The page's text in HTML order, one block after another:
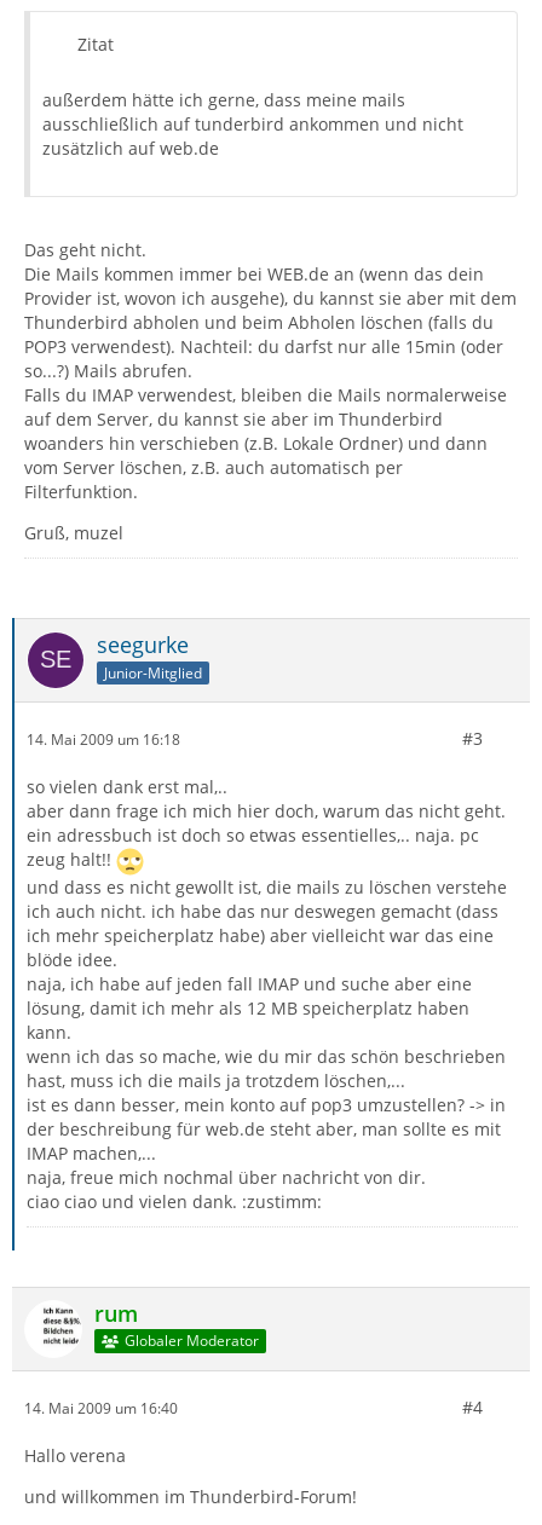
Zitat
außerdem hätte ich gerne, dass meine mails
ausschließlich auf tunderbird ankommen und nicht
zusätzlich auf web.de
Das geht nicht.
Die Mails kommen immer bei WEB.de an (wenn das dein
Provider ist, wovon ich ausgehe), du kannst sie aber mit dem
Thunderbird abholen und beim Abholen löschen (falls du
POP3 verwendest). Nachteil: du darfst nur alle 15min (oder
so...?) Mails abrufen.
Falls du IMAP verwendest, bleiben die Mails normalerweise
auf dem Server, du kannst sie aber im Thunderbird
woanders hin verschieben (z.B. Lokale Ordner) und dann
vom Server löschen, z.B. auch automatisch per
Filterfunktion.
Gruß, muzel
seegurke
Junior-Mitglied
14. Mai 2009 um 16:18 #3
so vielen dank erst mal,..
aber dann frage ich mich hier doch, warum das nicht geht.
ein adressbuch ist doch so etwas essentielles,.. naja. pc
zeug halt!!
und dass es nicht gewollt ist, die mails zu löschen verstehe
ich auch nicht. ich habe das nur deswegen gemacht (dass
ich mehr speicherplatz habe) aber vielleicht war das eine
blöde idee.
naja, ich habe auf jeden fall IMAP und suche aber eine
lösung, damit ich mehr als 12 MB speicherplatz haben
kann.
wenn ich das so mache, wie du mir das schön beschrieben
hast, muss ich die mails ja trotzdem löschen,...
ist es dann besser, mein konto auf pop3 umzustellen? -> in
der beschreibung für web.de steht aber, man sollte es mit
IMAP machen,...
naja, freue mich nochmal über nachricht von dir.
ciao ciao und vielen dank. :zustimm:
rum
Globaler Moderator
14. Mai 2009 um 16:40 #4
Hallo verena
und willkommen im Thunderbird-Forum!